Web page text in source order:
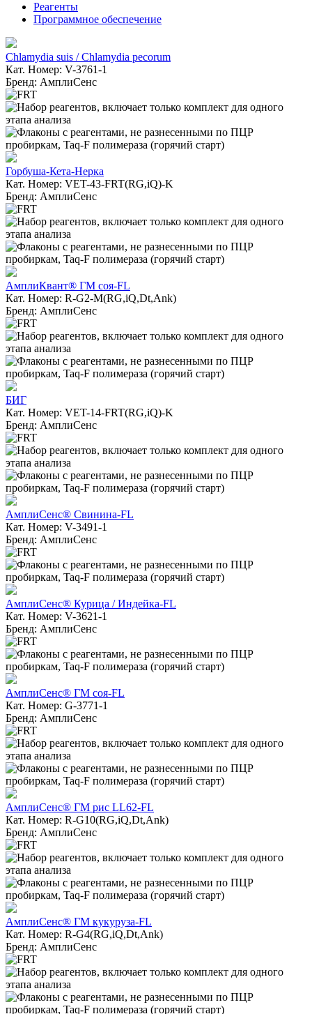
Реагенты
Программное обеспечение
Chlamydia suis / Chlamydia pecorum
Кат. Номер: V-3761-1
Бренд: АмплиСенс
Горбуша-Кета-Нерка
Кат. Номер: VET-43-FRT(RG,iQ)-K
Бренд: АмплиСенс
АмплиКвант® ГМ соя-FL
Кат. Номер: R-G2-M(RG,iQ,Dt,Ank)
Бренд: АмплиСенс
БИГ
Кат. Номер: VET-14-FRT(RG,iQ)-K
Бренд: АмплиСенс
АмплиСенс® Свинина-FL
Кат. Номер: V-3491-1
Бренд: АмплиСенс
АмплиСенс® Курица / Индейка-FL
Кат. Номер: V-3621-1
Бренд: АмплиСенс
АмплиСенс® ГМ соя-FL
Кат. Номер: G-3771-1
Бренд: АмплиСенс
АмплиСенс® ГМ рис LL62-FL
Кат. Номер: R-G10(RG,iQ,Dt,Ank)
Бренд: АмплиСенс
АмплиСенс® ГМ кукуруза-FL
Кат. Номер: R-G4(RG,iQ,Dt,Ank)
Бренд: АмплиСенс